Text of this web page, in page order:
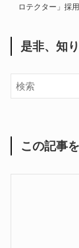
ロテクター」採
是非、知
この記事